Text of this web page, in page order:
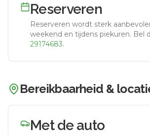
Reserveren
Reserveren wordt sterk
weekend en tijdens piekuren. Bel
29174683.
Bereikbaarheid &
Met de auto